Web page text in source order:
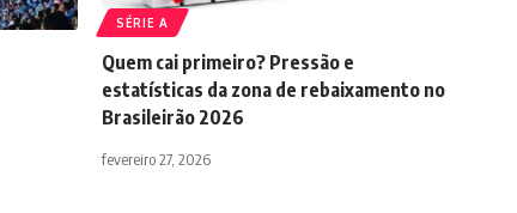
SÉRIE A
Quem cai primeiro? Pressão e
estatísticas da zona de rebaixamento no
Brasileirão 2026
fevereiro 27, 2026